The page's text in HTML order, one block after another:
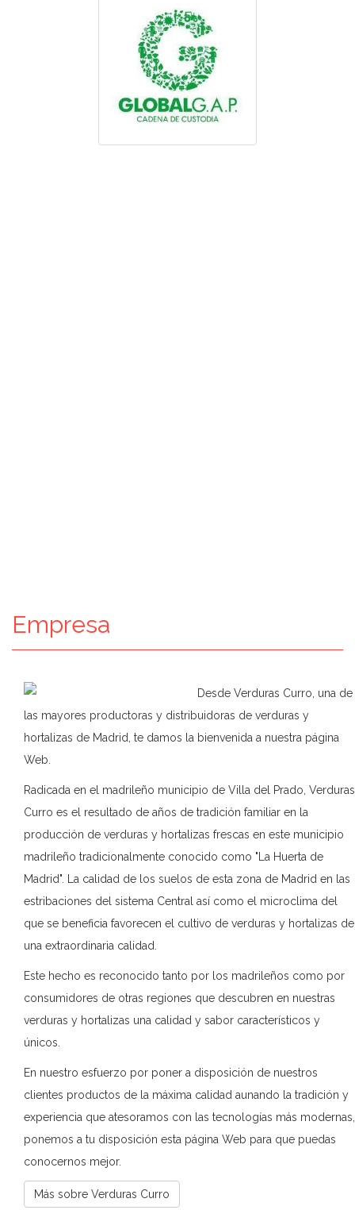
Empresa
Desde Verduras Curro, una de
las mayores productoras y distribuidoras de verduras y
hortalizas de Madrid, te damos la bienvenida a nuestra página
Web.
Radicada en el madrileño municipio de Villa del Prado, Verduras
Curro es el resultado de años de tradición familiar en la
producción de verduras y hortalizas frescas en este municipio
madrileño tradicionalmente conocido como "La Huerta de
Madrid". La calidad de los suelos de esta zona de Madrid en las
estribaciones del sistema Central así como el microclima del
que se beneficia favorecen el cultivo de verduras y hortalizas de
una extraordinaria calidad.
Este hecho es reconocido tanto por los madrileños como por
consumidores de otras regiones que descubren en nuestras
verduras y hortalizas una calidad y sabor característicos y
únicos.
En nuestro esfuerzo por poner a disposición de nuestros
clientes productos de la máxima calidad aunando la tradición y
experiencia que atesoramos con las tecnologías más modernas,
ponemos a tu disposición esta página Web para que puedas
conocernos mejor.
Más sobre Verduras Curro